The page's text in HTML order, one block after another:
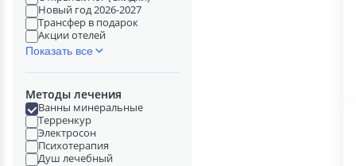
Новый год 2026-2027
Трансфер в подарок
Акции отелей
Показать все
Методы лечения
Ванны минеральные
Терренкур
Электросон
Психотерапия
Душ лечебный